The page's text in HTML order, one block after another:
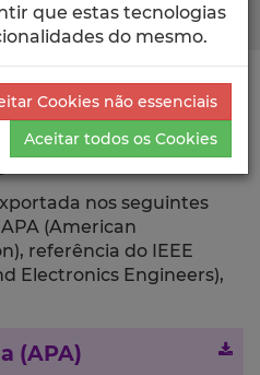
Descrição Detalhada da
nos seguintes
(American
referência do IEEE
Electronics Engineers),
(APA)
que estas tecnologias
do mesmo.
Cookies não essenciais
Aceitar todos os Cookies